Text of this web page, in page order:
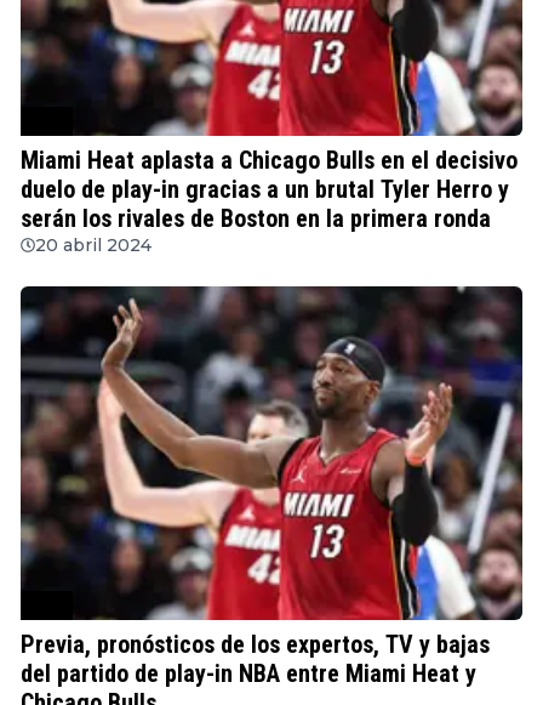
Miami Heat aplasta a Chicago Bulls en el decisivo
duelo de play-in gracias a un brutal Tyler Herro y
serán los rivales de Boston en la primera ronda
20 abril 2024
Previa, pronósticos de los expertos, TV y bajas
del partido de play-in NBA entre Miami Heat y